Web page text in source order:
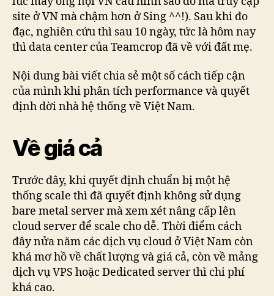
site ở VN mà chậm hơn ở Sing ^^!). Sau khi đo
đạc, nghiên cứu thì sau 10 ngày, tức là hôm nay
thì data center của Teamcrop đã về với đất mẹ.
Nội dung bài viết chia sẻ một số cách tiếp cận
của mình khi phân tích performance và quyết
định dời nhà hệ thống về Việt Nam.
Về giá cả
Trước đây, khi quyết định chuẩn bị một hệ
thống scale thì đã quyết định không sử dụng
bare metal server mà xem xét nâng cấp lên
cloud server để scale cho dễ. Thời điểm cách
đây nửa năm các dịch vụ cloud ở Việt Nam còn
khá mơ hồ về chất lượng và giá cả, còn về mảng
dịch vụ VPS hoặc Dedicated server thì chi phí
khá cao.